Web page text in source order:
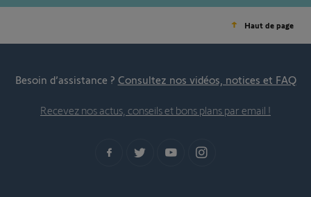
Haut de page
Besoin d’assistance ? Consultez nos vidéos, notices et FAQ
Recevez nos actus, conseils et bons plans par email !